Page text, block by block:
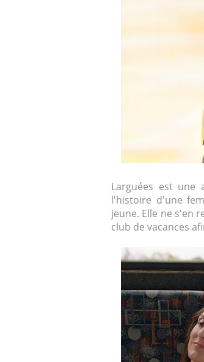
Larguées est une
l'histoire d'une
jeune. Elle ne s'en
club de vacances